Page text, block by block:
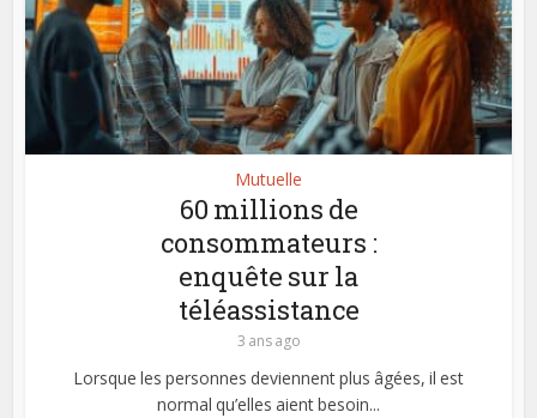
Mutuelle
60 millions de
consommateurs :
enquête sur la
téléassistance
3 ans ago
Lorsque les personnes deviennent plus âgées, il est
normal qu’elles aient besoin...